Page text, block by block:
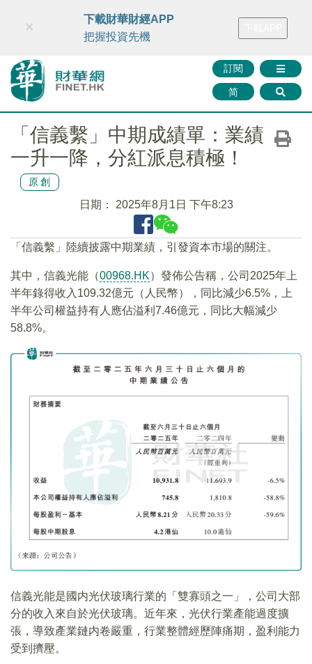
財華智庫網 FINTV FINMETA 財華證券 媒體矩陣
訂閱
简
×
下載財華財經APP
把握投資先機
「信義繫」中期成績單：業績
一升一降，分紅派息積極！
原創
日期： 2025年8月1日 下午8:23
「信義繫」陸續披露中期業績，引發資本市場的關注。
其中，信義光能（00968.HK）發佈公告稱，公司2025年上
半年錄得收入109.32億元（人民幣），同比減少6.5%，上
半年公司權益持有人應佔溢利7.46億元，同比大幅減少
58.8%。
信義光能是國内光伏玻璃行業的「雙寡頭之一」，公司大部
分的收入來自於光伏玻璃。近年來，光伏行業產能過度擴
張，導致產業鏈内卷嚴重，行業整體經歷陣痛期，盈利能力
受到擠壓。